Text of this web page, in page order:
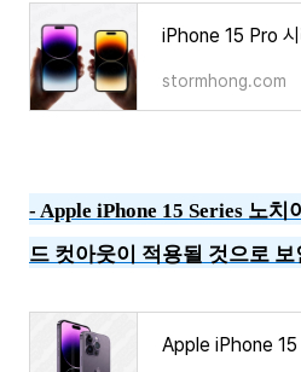
stormhong.com
- Apple iPhone 15 Series 노치
드 컷아웃이 적용될 것으로 보